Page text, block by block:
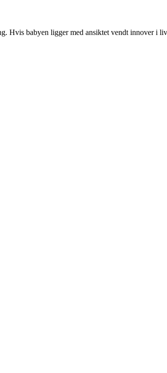
Hvis babyen ligger med ansiktet vendt innover i